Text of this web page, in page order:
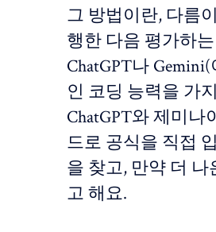
그 방법이란, 다름
행한 다음 평가하
ChatGPT나
인 코딩 능력을 가
ChatGPT와 제미
드로 공식을 직접
을 찾고, 만약 더
고 해요.